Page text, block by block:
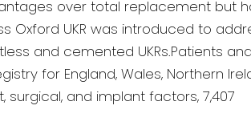
over total replacement but
Oxford UKR was introduced to
and cemented UKRs.Patients
for England, Wales, Northern
and implant factors, 7,407